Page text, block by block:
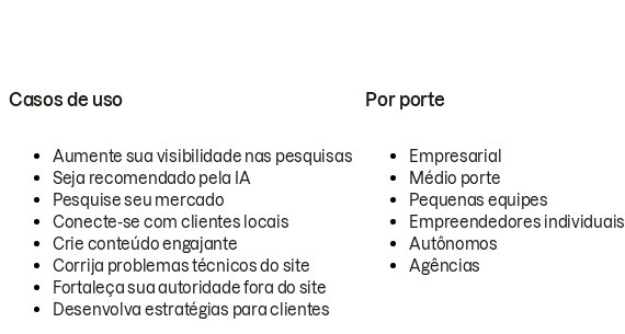
Casos de uso
Aumente sua visibilidade nas pesquisas
Seja recomendado pela IA
Pesquise seu mercado
Conecte-se com clientes locais
Crie conteúdo engajante
Corrija problemas técnicos do site
Fortaleça sua autoridade fora do site
Desenvolva estratégias para clientes
Por porte
Empresarial
Médio porte
Pequenas equipes
Empreendedores individuais
Autônomos
Agências